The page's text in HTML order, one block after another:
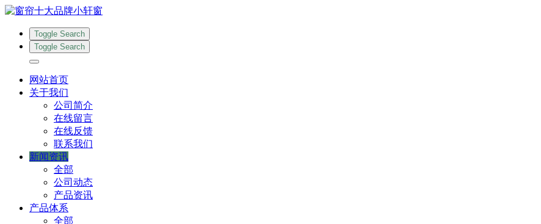
Toggle Search
Toggle Search
网站首页
关于我们
公司简介
在线留言
在线反馈
联系我们
新闻资讯
全部
公司动态
产品资讯
产品体系
全部